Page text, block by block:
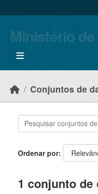
Ministério
Conjuntos de
Ordenar por
1 conjunto de